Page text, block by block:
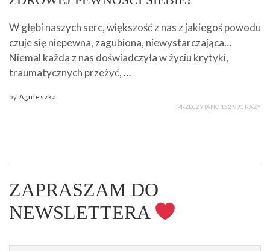
W głębi naszych serc, większość z nas z jakiegoś powodu
czuje się niepewna, zagubiona, niewystarczająca…
Niemal każda z nas doświadczyła w życiu krytyki,
traumatycznych przeżyć, …
by Agnieszka
PRZECZYTANO 152 991 RAZY
ZAPRASZAM DO
NEWSLETTERA